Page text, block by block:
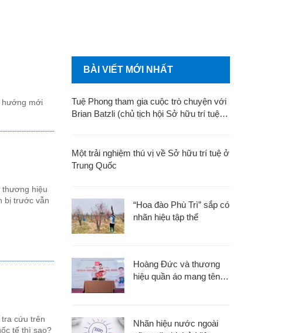
hướng mới
thương hiệu
bị trước vẫn
cứu trên
tế thì sao?
BÀI VIẾT MỚI NHẤT
Tuệ Phong tham gia cuộc trò chuyện với
Brian Batzli (chủ tịch hội Sở hữu trí tuệ
Một trải nghiệm thú vị về Sở hữu trí tuệ ở
Trung Quốc
“Hoa đào Phù Trì” sắp có
nhãn hiệu tập thể
Hoàng Đức và thương
hiệu quần áo mang tên
Nhãn hiệu nước ngoài